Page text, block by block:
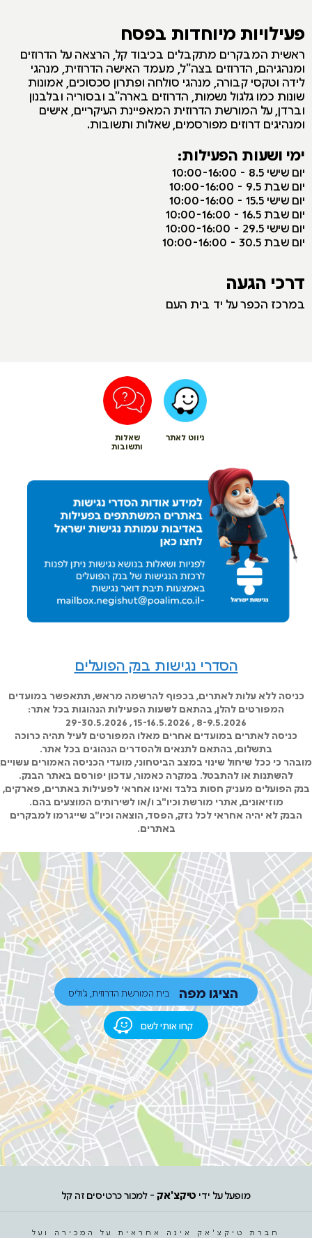
פעילויות מיוחדות בפסח
ראשית המבקרים מתקבלים בכיבוד קל, הרצאה על הדרוזים
ומנהגיהם, הדרוזים בצה"ל, מעמד האישה הדרוזית, מנהגי
לידה וטקסי קבורה, מנהגי סולחה ופתרון סכסוכים, אמונות
שונות כמו גלגול נשמות, הדרוזים בארה"ב ובסוריה ובלבנון
וברדן, על המורשת הדרוזית המאפיינת העיקריים, אישים
ומנהיגים דרוזים מפורסמים, שאלות ותשובות.
ימי ושעות הפעילות:
יום שישי 8.5 - 10:00-16:00
יום שבת 9.5 - 10:00-16:00
יום שישי 15.5 - 10:00-16:00
יום שבת 16.5 - 10:00-16:00
יום שישי 29.5 - 10:00-16:00
יום שבת 30.5 - 10:00-16:00
דרכי הגעה
במרכז הכפר על יד בית העם
ניווט לאתר
שאלות
ותשובות
הסדרי נגישות בנק הפועלים
כניסה ללא עלות לאתרים, בכפוף להרשמה מראש, תתאפשר במועדים
המפורטים להלן, בהתאם לשעות הפעילות הנהוגות בכל אתר:
8-9.5.2026 , 15-16.5.2026 , 29-30.5.2026
כניסה לאתרים במועדים אחרים מאלו המפורטים לעיל תהיה כרוכה
בתשלום, בהתאם לתנאים ולהסדרים הנהוגים בכל אתר.
מובהר כי ככל שיחול שינוי במצב הביטחוני, מועדי הכניסה האמורים עשויים
להשתנות או להתבטל. במקרה כאמור, עדכון יפורסם באתר הבנק.
בנק הפועלים מעניק חסות בלבד ואינו אחראי לפעילות באתרים, פארקים,
מוזיאונים, אתרי מורשת וכיו"ב ו/או לשירותים המוצעים בהם.
הבנק לא יהיה אחראי לכל נזק, הפסד, הוצאה וכיו"ב שייגרמו למבקרים
באתרים.
קחו אותי לשם
הציגו מפה בית המורשת הדרוזית, ג'וליס
מופעל על ידי טיקצ'אק - למכור כרטיסים זה קל
חברת טיקצ'אק אינה אחראית על המכירה ועל